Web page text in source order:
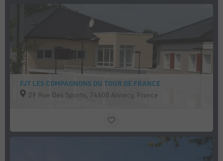
FJT LES COMPAGNONS DU TOUR DE FRANCE
29 Rue Des Sports, 74600 Annecy, France